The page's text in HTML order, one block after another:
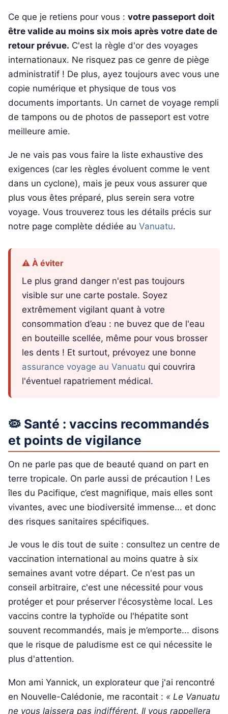
Ce que je retiens pour vous : votre passeport doit
être valide au moins six mois après votre date de
retour prévue. C'est la règle d'or des voyages
internationaux. Ne risquez pas ce genre de piège
administratif ! De plus, ayez toujours avec vous une
copie numérique et physique de tous vos
documents importants. Un carnet de voyage rempli
de tampons ou de photos de passeport est votre
meilleure amie.
Je ne vais pas vous faire la liste exhaustive des
exigences (car les règles évoluent comme le vent
dans un cyclone), mais je peux vous assurer que
plus vous êtes préparé, plus serein sera votre
voyage. Vous trouverez tous les détails précis sur
notre page complète dédiée au Vanuatu.
⚠️ À éviter
Le plus grand danger n'est pas toujours
visible sur une carte postale. Soyez
extrêmement vigilant quant à votre
consommation d’eau : ne buvez que de l'eau
en bouteille scellée, même pour vous brosser
les dents ! Et surtout, prévoyez une bonne
assurance voyage au Vanuatu qui couvrira
l'éventuel rapatriement médical.
🦠 Santé : vaccins recommandés
et points de vigilance
On ne parle pas que de beauté quand on part en
terre tropicale. On parle aussi de précaution ! Les
îles du Pacifique, c’est magnifique, mais elles sont
vivantes, avec une biodiversité immense... et donc
des risques sanitaires spécifiques.
Je vous le dis tout de suite : consultez un centre de
vaccination international au moins quatre à six
semaines avant votre départ. Ce n'est pas un
conseil arbitraire, c'est une nécessité pour vous
protéger et pour préserver l'écosystème local. Les
vaccins contre la typhoïde ou l'hépatite sont
souvent recommandés, mais je m’emporte... disons
que le risque de paludisme est ce qui nécessite le
plus d'attention.
Mon ami Yannick, un explorateur que j'ai rencontré
en Nouvelle-Calédonie, me racontait : « Le Vanuatu
ne vous laissera pas indifférent. Il vous rappellera